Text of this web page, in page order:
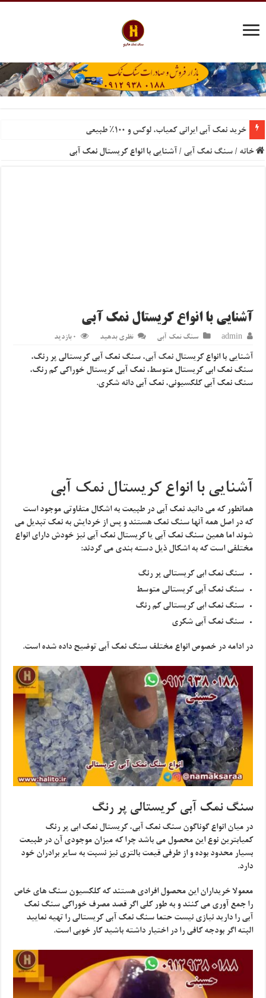
خرید نمک آبی ایرانی کمیاب، لوکس و ۱۰۰٪ طبیعی
سنگ نمک تزیینی گنجینه‌ای از خواص و زیبایی
خانه / سنگ نمک آبی / آشنایی با انواع کریستال نمک آبی
آشنایی با انواع کریستال نمک آبی
admin سنگ نمک آبی نظری بدهید 0 بازدید
آشنایی با انواع کریستالنمک آبی، سنگ نمک آبی کریستالی پر رنگ،
سنگ نمک ابی کریستال متوسط، نمک آبی کریستال خوراکی کم رنگ،
سنگ نمک آبی کلکسیونی، نمک آبی دانه شکری.
آشنایی با انواع کریستال نمک آبی
همانطور که می دانید نمک آبی در طبیعت به اشکال متفاوتی موجود است
که در اصل همه آنها سنگ نمک هستند و پس از خردایش به نمک تبدیل می
شوند اما همین سنگ نمک آبی یا کریستال نمک آبی نیز خودش دارای انواع
مختلفی است که به اشکال ذیل دسته بندی می گردند:
سنگ نمک ابی کریستالی پر رنگ
سنگ نمک آبی کریستالی متوسط
سنگ نمک ابی کریستالی کم رنگ
سنگ نمک آبی شکری
در ادامه در خصوص انواع مختلف سنگ نمک آبی توضیح داده شده است.
سنگ نمک آبی کریستالی پر رنگ
در میان انواع گوناگون سنگ نمک آبی، کریستال نمک ابی پر رنگ
کمیابترین نوع این محصول می باشد چرا که میزان موجودی آن در طبیعت
بسیار محدود بوده و از طرفی قیمت بالتری نیز نسبت به سایر برادران خود
دارد.
معمولا خریداران این محصول افرادی هستند که کلکسیون سنگ های خاص
را جمع آوری می کنند و به طور کلی اگر قصد مصرف خوراکی سنگ نمک
آبی را دارید نیازی نیست حتما سنگ نمک آبی کریستالی را تهیه نمایید
البته اگر بودجه کافی را در اختیار داشته باشید کار خوبی است.